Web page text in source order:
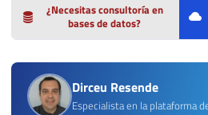
¿Necesitas consultoría en
bases de datos?
Dirceu Resende
Especialista en la plataforma